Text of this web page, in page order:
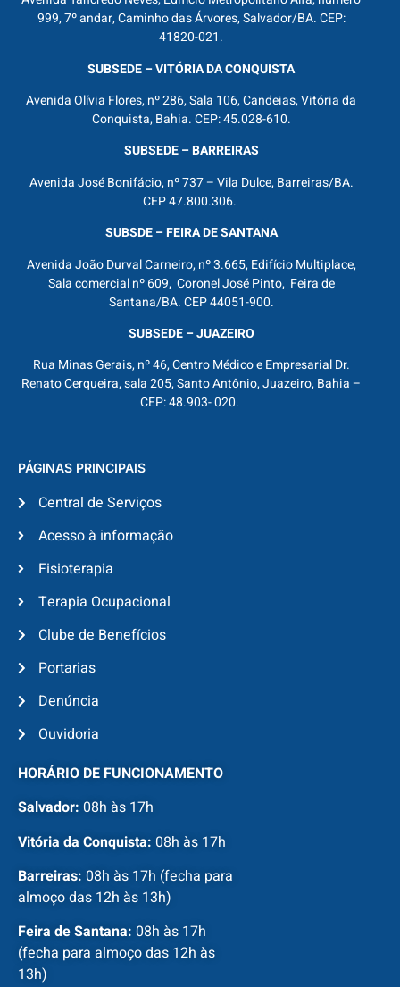
999, 7º andar, Caminho das Árvores, Salvador/BA. CEP:
41820-021.
SUBSEDE – VITÓRIA DA CONQUISTA
Avenida Olívia Flores, nº 286, Sala 106, Candeias, Vitória da
Conquista, Bahia. CEP: 45.028-610.
SUBSEDE – BARREIRAS
Avenida José Bonifácio, nº 737 – Vila Dulce, Barreiras/BA.
CEP 47.800.306.
SUBSDE – FEIRA DE SANTANA
Avenida João Durval Carneiro, nº 3.665, Edifício Multiplace,
Sala comercial nº 609, Coronel José Pinto, Feira de
Santana/BA. CEP 44051-900.
SUBSEDE – JUAZEIRO
Rua Minas Gerais, nº 46, Centro Médico e Empresarial Dr.
Renato Cerqueira, sala 205, Santo Antônio, Juazeiro, Bahia –
CEP: 48.903- 020.
PÁGINAS PRINCIPAIS
Central de Serviços
Acesso à informação
Fisioterapia
Terapia Ocupacional
Clube de Benefícios
Portarias
Denúncia
Ouvidoria
HORÁRIO DE FUNCIONAMENTO
Salvador: 08h às 17h
Vitória da Conquista: 08h às 17h
Barreiras: 08h às 17h (fecha para
almoço das 12h às 13h)
Feira de Santana: 08h às 17h
(fecha para almoço das 12h às
13h)